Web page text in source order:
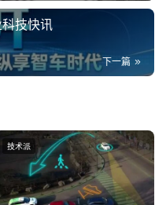
技快讯
下一篇
技术派